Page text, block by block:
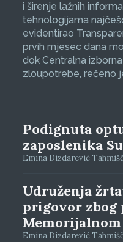
i širenje lažnih
tehnologijama
evidentirao
prvih mjesec dana
dok Centralna
zloupotrebe, rečeno
Podignuta
zaposlenika
Emina Dizdarević
Udruženja
prigovor zbog
Emina Dizdarević